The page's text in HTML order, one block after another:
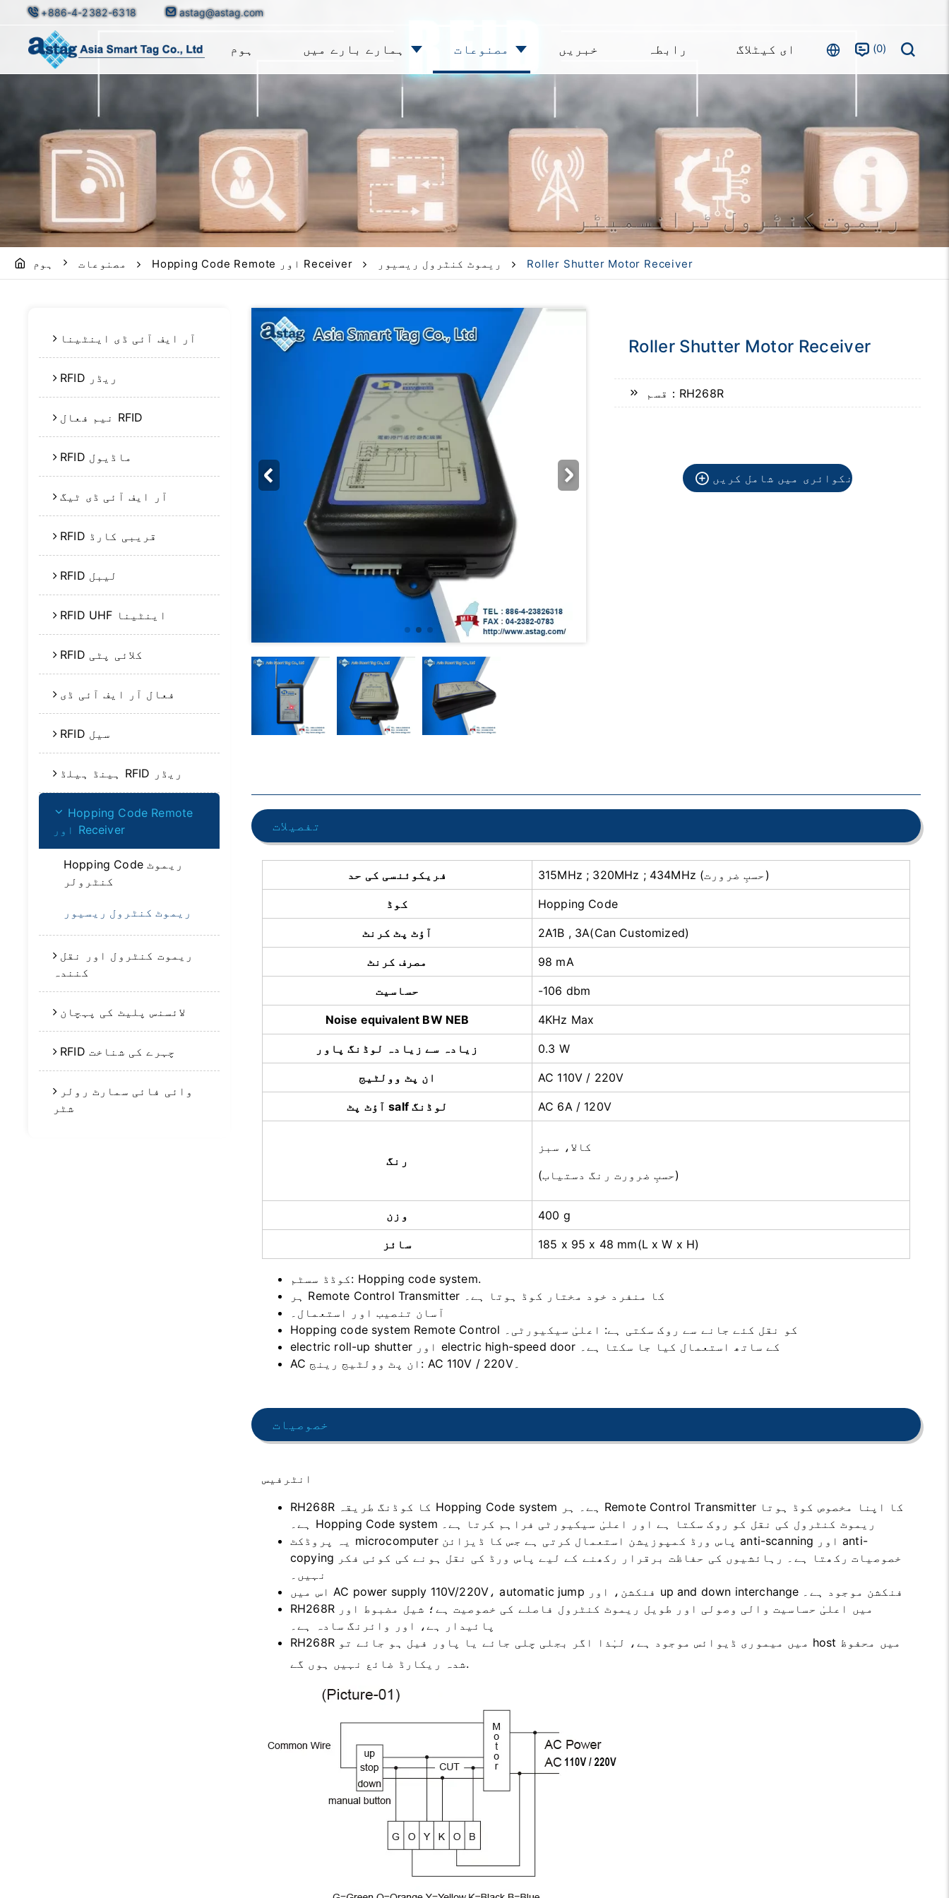
+886-4-2382-6318 astag@astag.com
ہوم ہمارے بارے میں مصنوعات خبریں رابطہ ای کیٹلاگ 0
ریموت کنٹرول ٹرانسمیٹر
ہوم مصنوعات Hopping Code Remote اور Receiver ریموٹ کنٹرول ریسیور Roller Shutter Motor Receiver
آر ایف آئی ڈی اینٹینا
RFID ریڈر
نیم فعال RFID
RFID ماڈیول
آر ایف آئی ڈی ٹیگ
RFID قریبی کارڈ
RFID لیبل
RFID UHF اینٹینا
RFID کلائی پٹی
فعال آر ایف آئی ڈی
RFID سیل
ہینڈ ہیلڈ RFID ریڈر
Hopping Code Remote
اور Receiver
Hopping Code ریموٹ
کنٹرولر
ریموٹ کنٹرول ریسیور
ریموت کنٹرول اور نقل
کنندہ
لائسنس پلیٹ کی پہچان
RFID چہرے کی شناخت
وائی فائی سمارٹ رولر
شٹر
Roller Shutter Motor Receiver
قسم：RH268R
انکوائری میں شامل کریں
تفصیلات
فریکوئنسی کی حد 315MHz ; 320MHz ; 434MHz (حسبِ ضرورت)
کوڈ Hopping Code
آؤٹ پٹ کرنٹ 2A1B , 3A(Can Customized)
مصرف کرنٹ 98 mA
حساسیت -106 dbm
Noise equivalent BW NEB 4KHz Max
زیادہ سے زیادہ لوڈنگ پاور 0.3 W
ان پٹ وولٹیج AC 110V / 220V
آؤٹ پٹ salf لوڈنگ AC 6A / 120V
رنگ
کالا، سبز
(حسبِ ضرورت رنگ دستیاب)
وزن 400 g
سائز 185 x 95 x 48 mm(L x W x H)
کوڈڈ سسٹم: Hopping code system.
ہر Remote Control Transmitter کا منفرد خود مختار کوڈ ہوتا ہے۔
آسان تنصیب اور استعمال۔
Hopping code system Remote Control کو نقل کئے جانے سے روک سکتی ہے: اعلیٰ سیکیورٹی۔
electric roll-up shutter اور electric high-speed door کے ساتھ استعمال کیا جا سکتا ہے۔
AC ان پٹ وولٹیج رینج: AC 110V / 220V۔
خصوصیات
انٹرفیس
RH268R کا کوڈنگ طریقہ Hopping Code system ہے۔ ہر Remote Control Transmitter کا اپنا مخصوص کوڈ ہوتا
ہے۔ Hopping Code system ریموٹ کنٹرول کی نقل کو روک سکتا ہے اور اعلیٰ سیکیورٹی فراہم کرتا ہے۔
یہ پروڈکٹ microcomputer پاس ورڈ کمپوزیشن استعمال کرتی ہے جس کا ڈیزائن anti-scanning اور anti-
copying خصوصیات رکھتا ہے۔ رہائشیوں کی حفاظت برقرار رکھنے کے لیے پاس ورڈ کی نقل ہونے کی کوئی فکر
نہیں۔
اس میں AC power supply 110V/220V، automatic jump فنکشن، اور up and down interchange فنکشن موجود ہے۔
RH268R میں اعلیٰ حساسیت والی وصولی اور طویل ریموٹ کنٹرول فاصلے کی خصوصیت ہے؛ شیل مضبوط اور
پائیدار ہے، اور وائرنگ سادہ ہے۔
RH268R میں میموری ڈیوائس موجود ہے، لہٰذا اگر بجلی چلی جائے یا پاور فیل ہو جائے تو host میں محفوظ
شدہ ریکارڈ ضائع نہیں ہوں گے.